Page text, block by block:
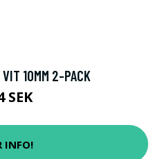
VIT 10MM 2-PACK
SEK
INFO!